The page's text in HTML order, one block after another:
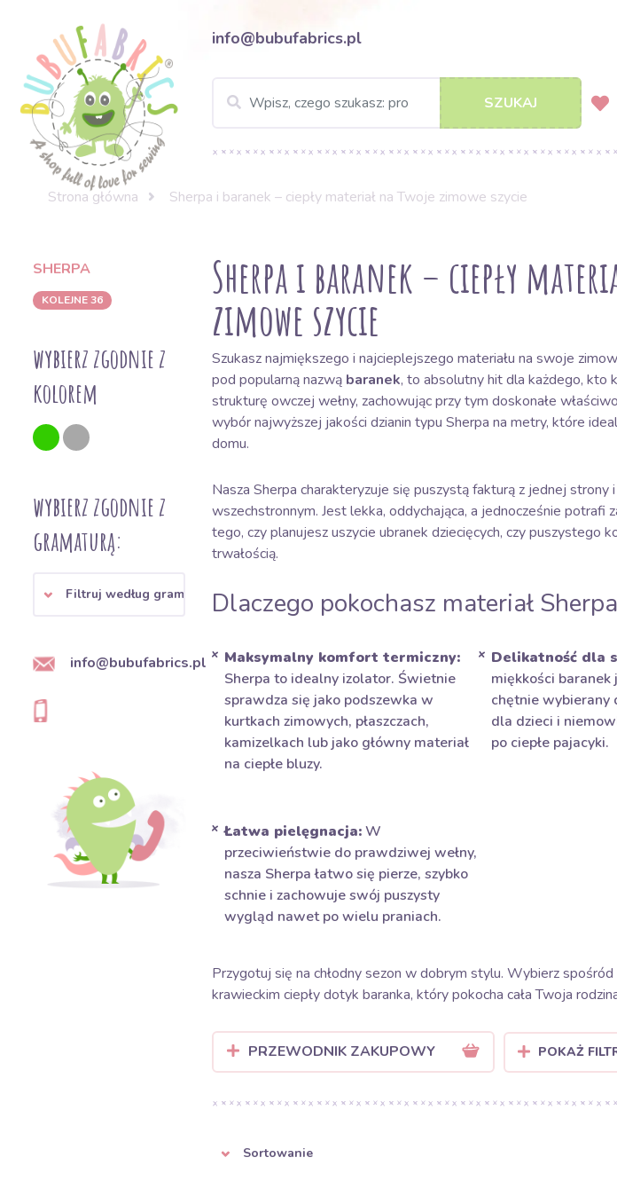
info@bubufabrics.pl
SZUKAJ
Strona główna Sherpa i baranek – ciepły materiał na Twoje zimowe szycie
SHERPA
KOLEJNE 36
wybierz zgodnie z
kolorem
wybierz zgodnie z
gramaturą:
Filtruj według gramatury
info@bubufabrics.pl
Sherpa i baranek – ciepły
zimowe szycie
Szukasz najmiększego i najcieplejszego materiału na swoje
pod popularną nazwą baranek, to absolutny hit dla każdego, kto
strukturę owczej wełny, zachowując przy tym doskonałe
wybór najwyższej jakości dzianin typu Sherpa na metry, które
domu.
Nasza Sherpa charakteryzuje się puszystą fakturą z jednej
wszechstronnym. Jest lekka, oddychająca, a jednocześnie potrafi
tego, czy planujesz uszycie ubranek dziecięcych, czy puszystego
trwałością.
Dlaczego pokochasz materiał
Maksymalny komfort termiczny:
Sherpa to idealny izolator. Świetnie
sprawdza się jako podszewka w
kurtkach zimowych, płaszczach,
kamizelkach lub jako główny materiał
na ciepłe bluzy.
Delikatność dla
miękkości
chętnie wybierany
dla dzieci i
po ciepłe pajacyki.
Łatwa pielęgnacja:W
przeciwieństwie do prawdziwej wełny,
nasza Sherpa łatwo się pierze, szybko
schnie i zachowuje swój puszysty
wygląd nawet po wielu praniach.
Przygotuj się na chłodny sezon w dobrym stylu. Wybierz
krawieckim ciepły dotyk baranka, który pokocha cała Twoja
PRZEWODNIK ZAKUPOWY POKAŻ
Sortowanie